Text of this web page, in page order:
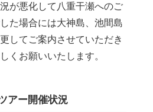
が悪化して八重干瀬へのご
た場合には大神島、池間島
してご案内させていただき
くお願いいたします。
アー開催状況